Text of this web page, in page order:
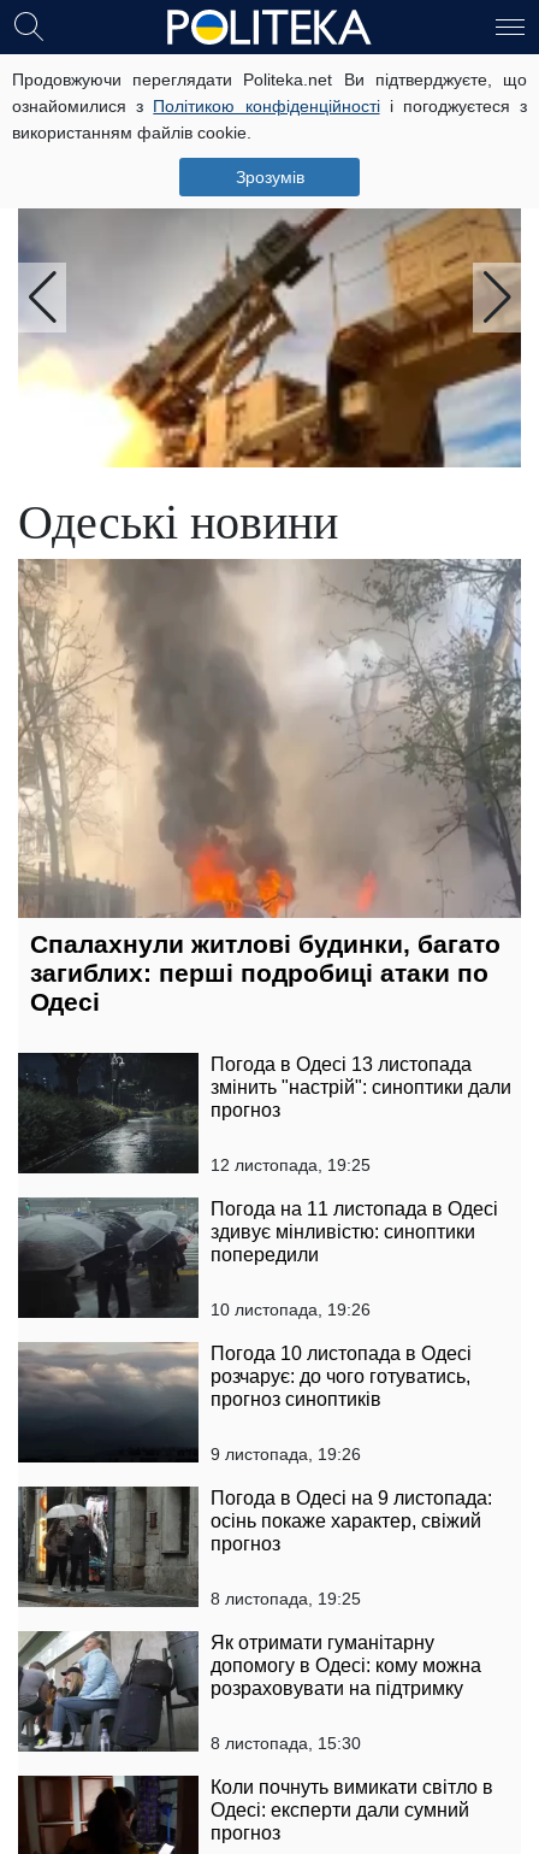
Продовжуючи переглядати Politeka.net Ви підтверджуєте, що
ознайомилися з Політикою конфіденційностіі погоджуєтеся з
використанням файлів cookie.
Зрозумів
Головні новини
«Ця гонка нескінченна»: експерт
пояснив, чому ракет ППО всім
завжди не вистачатиме
Одеські новини
18 листопада, 13:28
Спалахнули житлові будинки, багато
загиблих: перші подробиці атаки по
Одесі
Погода в Одесі 13 листопада
змінить "настрій": синоптики дали
прогноз
12 листопада, 19:25
Погода на 11 листопада в Одесі
здивує мінливістю: синоптики
попередили
10 листопада, 19:26
Погода 10 листопада в Одесі
розчарує: до чого готуватись,
прогноз синоптиків
9 листопада, 19:26
Погода в Одесі на 9 листопада:
осінь покаже характер, свіжий
прогноз
8 листопада, 19:25
Як отримати гуманітарну
допомогу в Одесі: кому можна
розраховувати на підтримку
8 листопада, 15:30
Коли почнуть вимикати світло в
Одесі: експерти дали сумний
прогноз